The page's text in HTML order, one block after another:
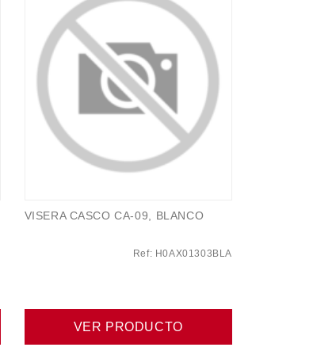
VISERA CASCO CA-09, BLANCO
Ref: H0AX01303BLA
VER PRODUCTO